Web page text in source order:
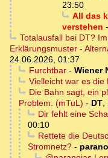
23:50
All das
verstehen -
Totalausfall bei DT?
Erklärungsmuster -
24.06.2026, 01:37
Furchtbar- Wiener
Vielleicht war es die
Die Bahn sagt, ein
Problem. (mTuL) - DT
Dir fehlt eine
00:10
Rettete die
Stromnetz? -